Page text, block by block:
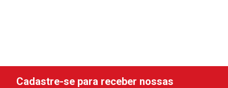
Cadastre-se para receber nossas